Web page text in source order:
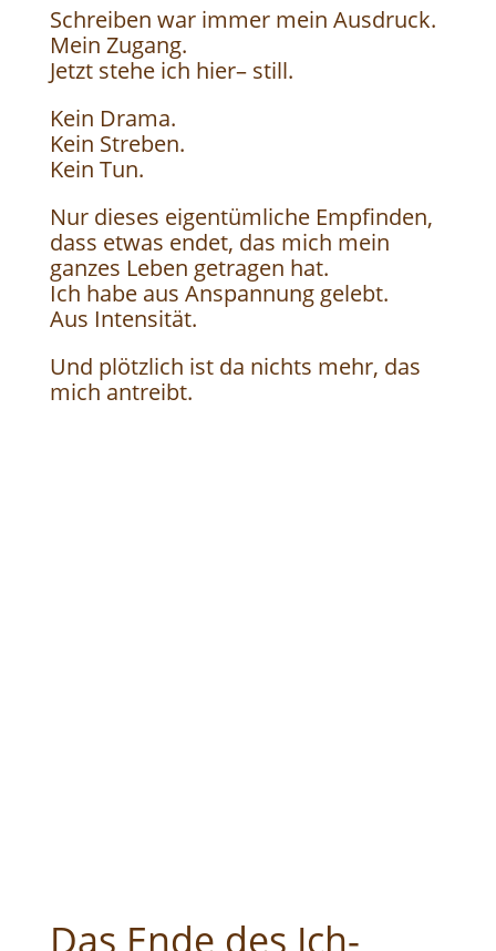
Schreiben war immer mein Ausdruck.
Mein Zugang.
Jetzt stehe ich hier– still.
Kein Drama.
Kein Streben.
Kein Tun.
Nur dieses eigentümliche Empfinden,
dass etwas endet, das mich mein
ganzes Leben getragen hat.
Ich habe aus Anspannung gelebt.
Aus Intensität.
Und plötzlich ist da nichts mehr, das
mich antreibt.
Das Ende des Ich-